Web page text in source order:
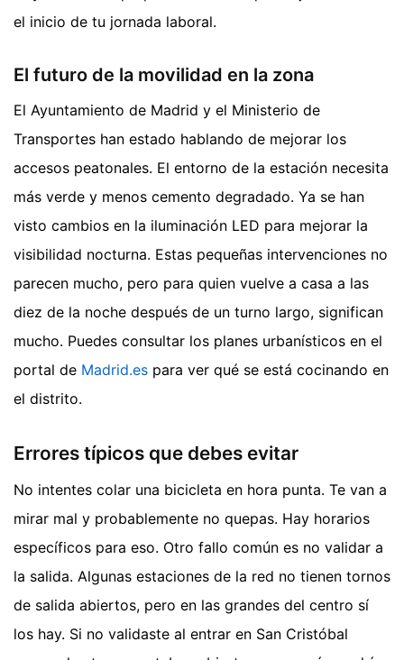
el inicio de tu jornada laboral.
El futuro de la movilidad en la zona
El Ayuntamiento de Madrid y el Ministerio de
Transportes han estado hablando de mejorar los
accesos peatonales. El entorno de la estación necesita
más verde y menos cemento degradado. Ya se han
visto cambios en la iluminación LED para mejorar la
visibilidad nocturna. Estas pequeñas intervenciones no
parecen mucho, pero para quien vuelve a casa a las
diez de la noche después de un turno largo, significan
mucho. Puedes consultar los planes urbanísticos en el
portal de Madrid.es para ver qué se está cocinando en
el distrito.
Errores típicos que debes evitar
No intentes colar una bicicleta en hora punta. Te van a
mirar mal y probablemente no quepas. Hay horarios
específicos para eso. Otro fallo común es no validar a
la salida. Algunas estaciones de la red no tienen tornos
de salida abiertos, pero en las grandes del centro sí
los hay. Si no validaste al entrar en San Cristóbal